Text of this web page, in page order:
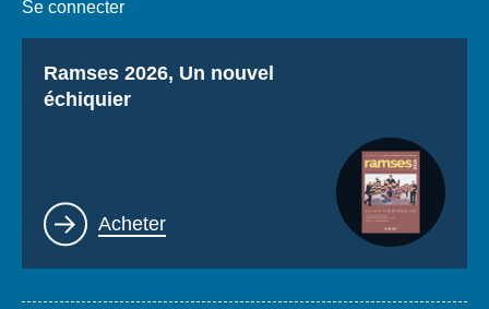
Se connecter
Titre
Ramses 2026, Un nouvel
échiquier
Lien
Acheter